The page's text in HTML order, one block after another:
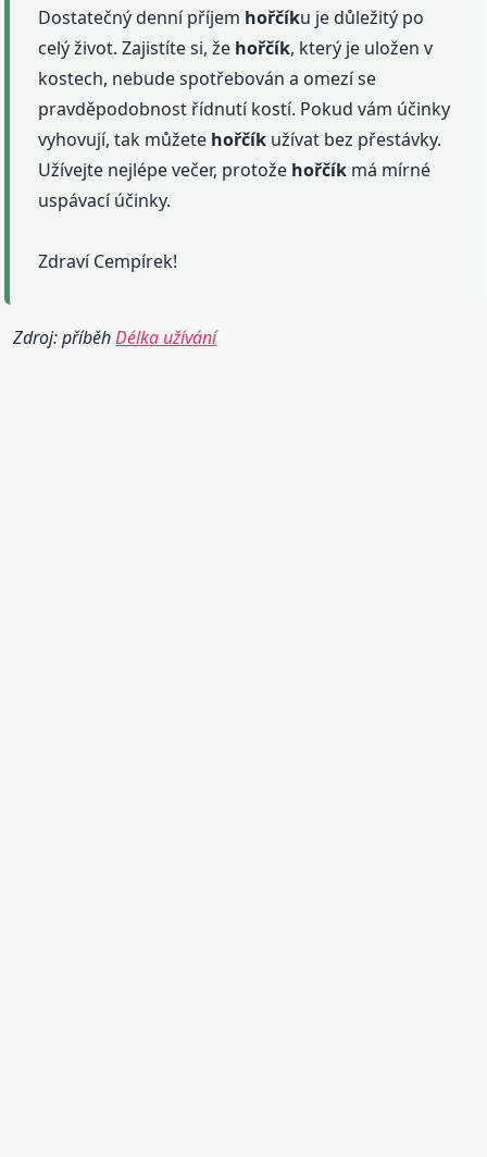
Dostatečný denní příjem hořčíku je důležitý po
celý život. Zajistíte si, že hořčík, který je uložen v
kostech, nebude spotřebován a omezí se
pravděpodobnost řídnutí kostí. Pokud vám účinky
vyhovují, tak můžete hořčík užívat bez přestávky.
Užívejte nejlépe večer, protože hořčík má mírné
uspávací účinky.
Zdraví Cempírek!
Zdroj: příběhDélka užívání